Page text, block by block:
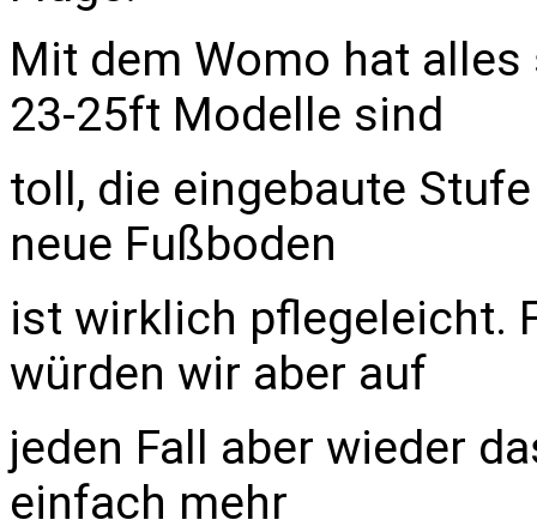
Mit dem Womo hat
23-25ft Modelle sind
toll, die eingebaute
neue Fußboden
ist wirklich pflegeleicht.
würden wir aber auf
jeden Fall aber wieder
einfach mehr